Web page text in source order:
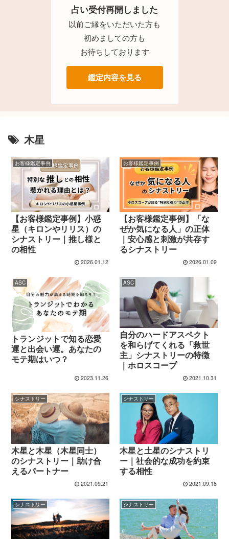
占い受付再開しました
以前ご縁をいただいた方も
初めましての方も
お待ちしております
鑑定内容を見る
木星
お客様鑑定事例
【お客様鑑定事例】小惑
星（キロンやリリス）の
シナストリー｜推し様と
の相性
2026.01.12
お客様鑑定事例
【お客様鑑定事例】「な
ぜか気になる人」の正体
｜安心感と刺激が共存す
るシナストリー
2026.01.09
ASC
トランジットで知る恋愛
運と出会い運。あなたの
モテ期はいつ？
2023.11.26
ASC
自分のハードアスペクト
を和らげてくれる「救世
主」シナストリーの特徴
｜ホロスコープ
2021.10.31
シナストリー
木星と木星（木星同士）
のシナストリー｜助け合
えるパートナー
2021.09.21
シナストリー
木星と土星のシナストリ
ー｜社会的な成功を約束
する相性
2021.09.18
シナストリー シナストリー